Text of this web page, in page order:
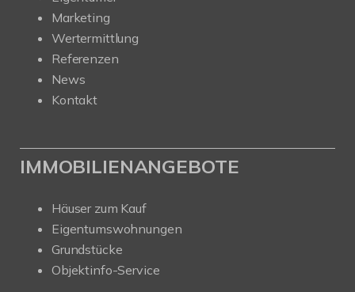
Marketing
Wertermittlung
Referenzen
News
Kontakt
IMMOBILIENANGEBOTE
Häuser zum Kauf
Eigentumswohnungen
Grundstücke
Objektinfo-Service